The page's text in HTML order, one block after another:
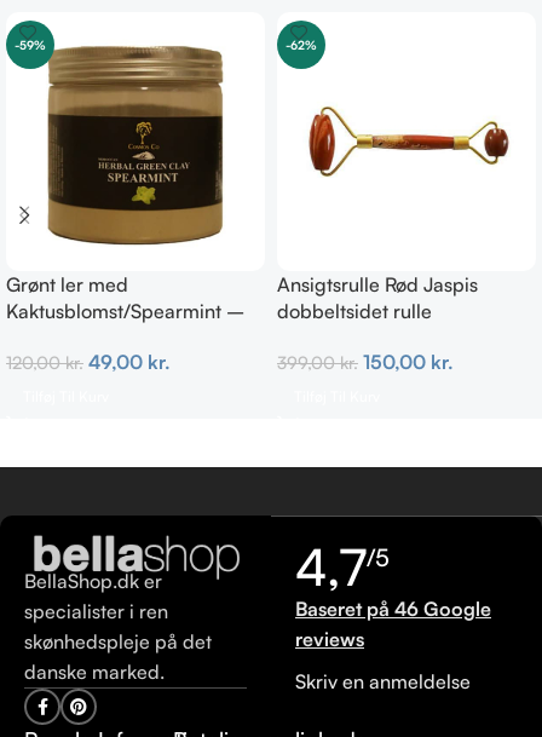
-59%
Grønt ler med
Kaktusblomst/Spearmint –
120,00kr. 49,00 kr.
-62%
Ansigtsrulle Rød Jaspis
dobbeltsidet rulle
399,00kr. 150,00 kr.
BellaShop.dk er
specialister i ren
skønhedspleje på det
danske marked.
4,7/5
Baseret på 46 Google
reviews
Skriv en anmeldelse